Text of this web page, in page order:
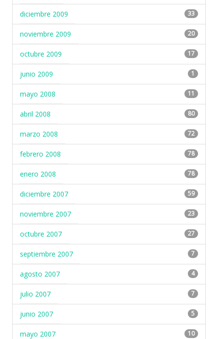
diciembre 2009 33
noviembre 2009 20
octubre 2009 17
junio 2009 1
mayo 2008 11
abril 2008 80
marzo 2008 72
febrero 2008 78
enero 2008 78
diciembre 2007 59
noviembre 2007 23
octubre 2007 27
septiembre 2007 7
agosto 2007 4
julio 2007 7
junio 2007 5
mayo 2007 10